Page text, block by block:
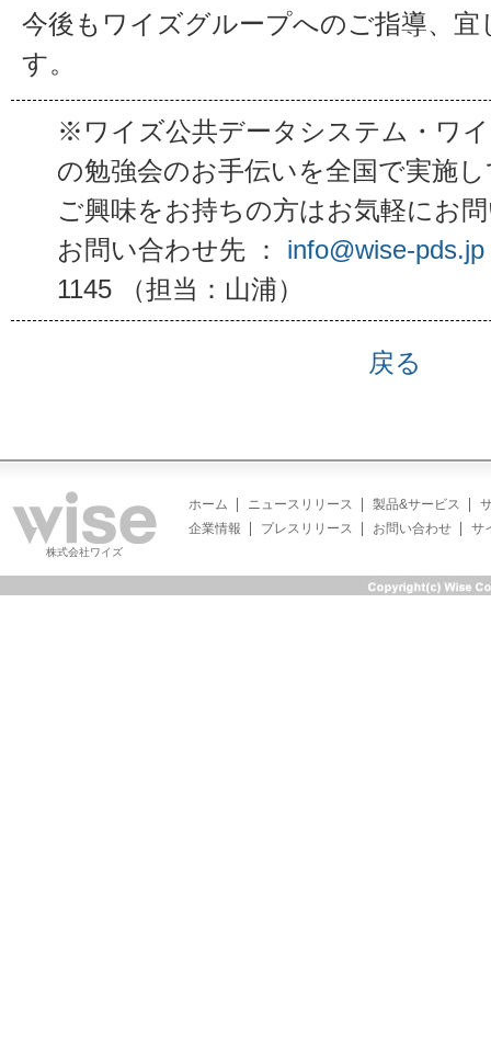
今後もワイズグループへのご指導、
す。
※ワイズ公共データシステム・ワ
の勉強会のお手伝いを全国で実施
ご興味をお持ちの方はお気軽にお
お問い合わせ先 ： info@wise-pds.jp
1145 （担当：山浦）
戻る
株式会社ワイズ
ホーム ニュースリリース 製品&サービス
企業情報
プレスリリース お問い合わせ サ